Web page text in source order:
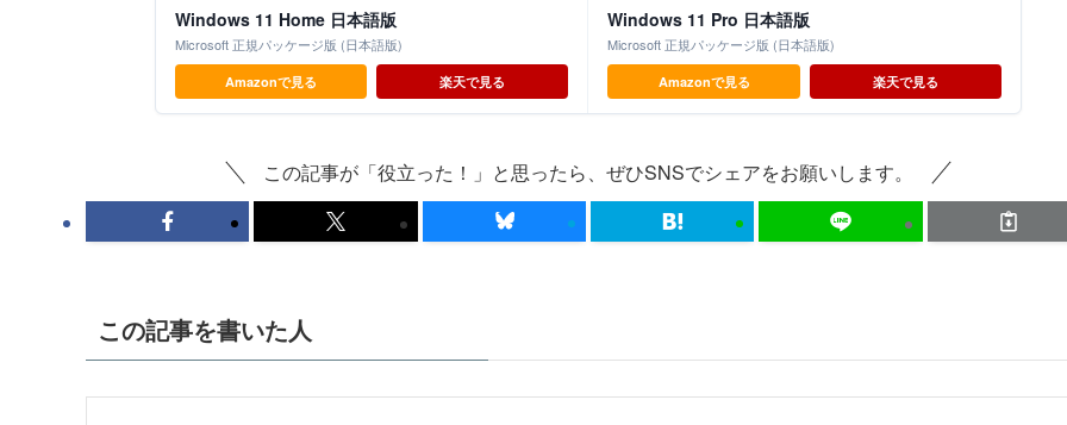
Windows 11 Home 日本語版
Microsoft 正規パッケージ版 (日本語版)
Amazonで見る 楽天で見る
Windows 11 Pro 日本語版
Microsoft 正規パッケージ版 (日本語版)
Amazonで見る 楽天で見る
この記事が「役立った！」と思ったら、ぜひSNSでシェアをお願いします。
この記事を書いた人